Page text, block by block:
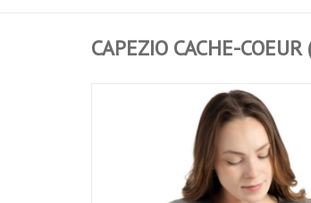
CAPEZIO CACHE-